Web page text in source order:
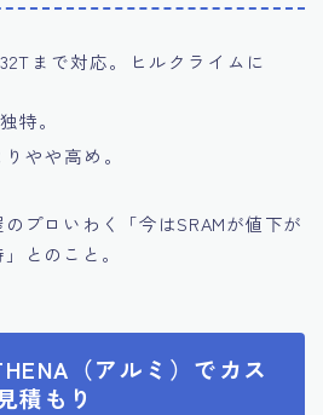
まで対応。ヒルクライムに
特。
やや高め。
プロいわく「今はSRAMが値下が
とのこと。
（アルミ）でカス
積もり